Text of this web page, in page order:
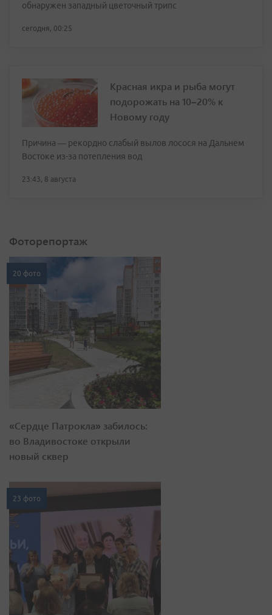
обнаружен западный цветочный трипс
сегодня, 00:25
Красная икра и рыба могут
подорожать на 10–20% к
Новому году
Причина — рекордно слабый вылов лосося на Дальнем
Востоке из-за потепления вод
23:43, 8 августа
Фоторепортаж
20 фото
«Сердце Патрокла» забилось:
во Владивостоке открыли
новый сквер
23 фото